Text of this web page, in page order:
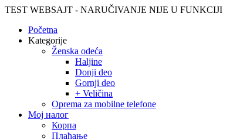
Skip
content
Skip
TEST WEBSAJT - NARUČIVANJE NIJE U FUNKCIJI
Početna
Kategorije
Ženska odeća
Haljine
Donji deo
Gornji deo
+ Veličina
Oprema za mobilne telefone
Moj налог
Корпа
Плаћање